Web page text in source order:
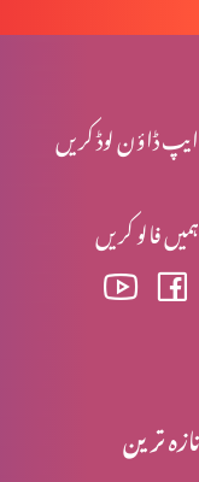
ایپ ڈاؤن لوڈ کریں
ہمیں فالو کریں
تازہ ترین